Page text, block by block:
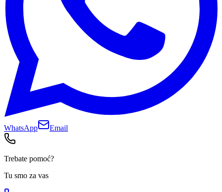
WhatsApp Email
Trebate pomoć?
Tu smo za vas